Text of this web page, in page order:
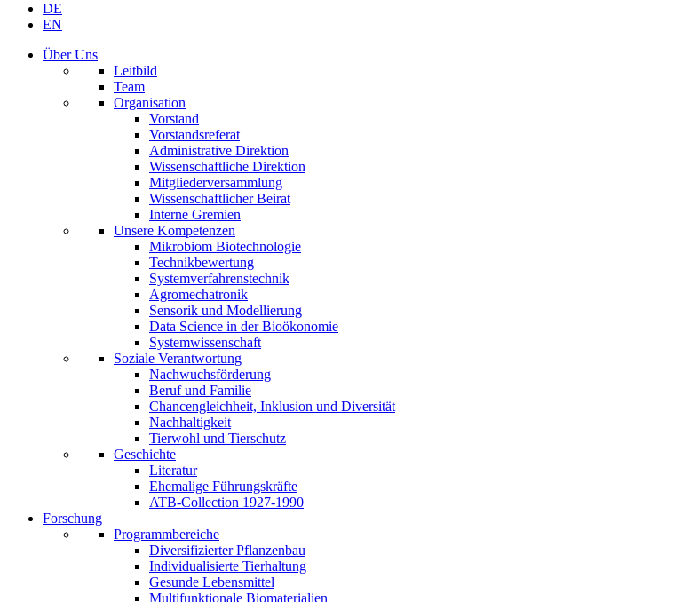
DE
EN
Über Uns
Leitbild
Team
Organisation
Vorstand
Vorstandsreferat
Administrative Direktion
Wissenschaftliche Direktion
Mitgliederversammlung
Wissenschaftlicher Beirat
Interne Gremien
Unsere Kompetenzen
Mikrobiom Biotechnologie
Technikbewertung
Systemverfahrenstechnik
Agromechatronik
Sensorik und Modellierung
Data Science in der Bioökonomie
Systemwissenschaft
Soziale Verantwortung
Nachwuchsförderung
Beruf und Familie
Chancengleichheit, Inklusion und Diversität
Nachhaltigkeit
Tierwohl und Tierschutz
Geschichte
Literatur
Ehemalige Führungskräfte
ATB-Collection 1927-1990
Forschung
Programmbereiche
Diversifizierter Pflanzenbau
Individualisierte Tierhaltung
Gesunde Lebensmittel
Multifunktionale Biomaterialien